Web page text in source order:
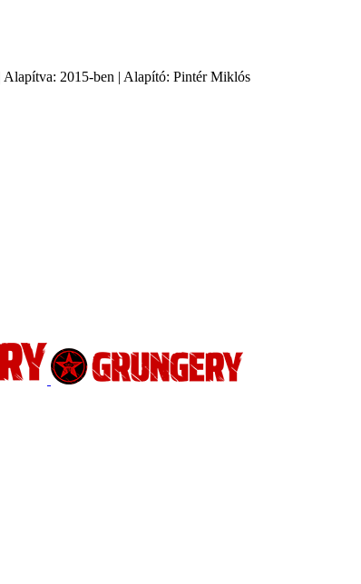
Alapítva: 2015-ben | Alapító: Pintér Miklós